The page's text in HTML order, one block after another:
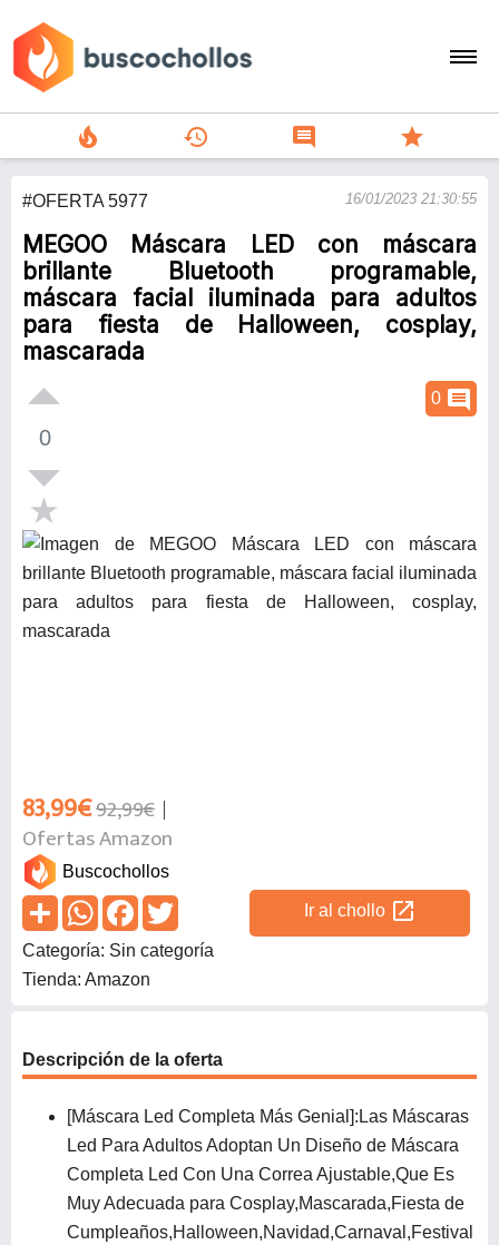
search
person
add
Menu
local_fire_department history comment star
#OFERTA 5977 16/01/2023 21:30:55
MEGOO Máscara LED con máscara
brillante Bluetooth programable,
máscara facial iluminada para adultos
para fiesta de Halloween, cosplay,
mascarada
0
0 comment
83,99€92,99€
Ofertas Amazon
Buscochollos
Ir al chollo open_in_new
Categoría: Sin categoría
Tienda: Amazon
Descripción de la oferta
[Máscara Led Completa Más Genial]:Las Máscaras
Led Para Adultos Adoptan Un Diseño de Máscara
Completa Led Con Una Correa Ajustable,Que Es
Muy Adecuada para Cosplay,Mascarada,Fiesta de
Cumpleaños,Halloween,Navidad,Carnaval,Festival